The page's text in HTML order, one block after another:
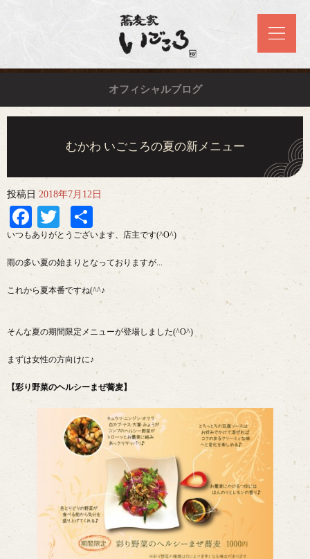
オフィシャルブログ
むかわ いごころの夏の新メニュー
投稿日 2018年7月12日
Facebook
Twitter
共
有
いつもありがとうございます、店主です(^O^)
雨の多い夏の始まりとなっておりますが...
これから夏本番ですね(^^♪
そんな夏の期間限定メニューが登場しました(^O^)
まずは女性の方向けに♪
【彩り野菜のヘルシーまぜ蕎麦】